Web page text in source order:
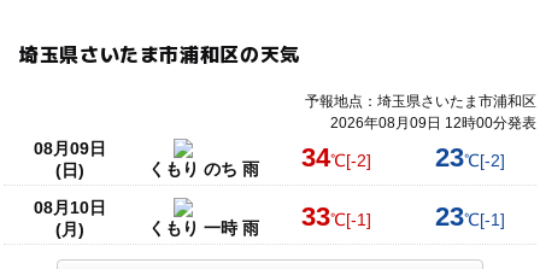
埼玉県さいたま市浦和区の天気
予報地点：埼玉県さいたま市浦和区
2026年08月09日 12時00分発表
08月09日
(日)
くもり のち 雨 34℃[-2] 23℃[-2]
08月10日
(月)
くもり 一時 雨 33℃[-1] 23℃[-1]